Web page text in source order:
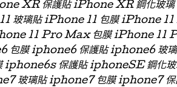
XR 保護貼 iPhone XR 鋼化玻
玻璃貼 iPhone 11 包膜 iPhone
11 Pro Max 包膜 iPhone 11
膜 iphone6 保護貼 iphone6 玻璃
保護貼 iphoneSE 鋼化
玻璃貼 iphone7 包膜 iphone7